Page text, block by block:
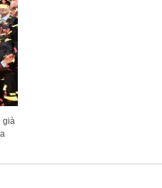
già